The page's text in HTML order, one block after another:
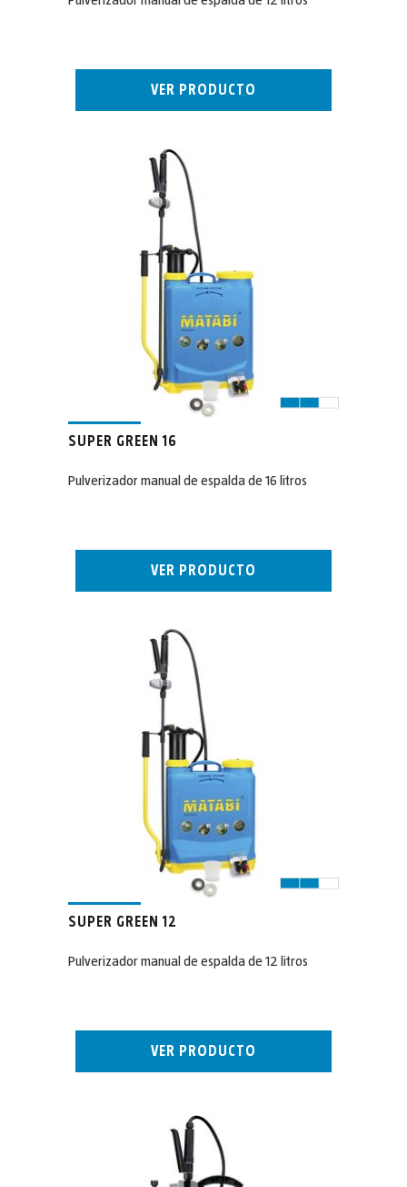
VER PRODUCTO
SUPER GREEN 16
Pulverizador manual de espalda de 16 litros
VER PRODUCTO
SUPER GREEN 12
Pulverizador manual de espalda de 12 litros
VER PRODUCTO